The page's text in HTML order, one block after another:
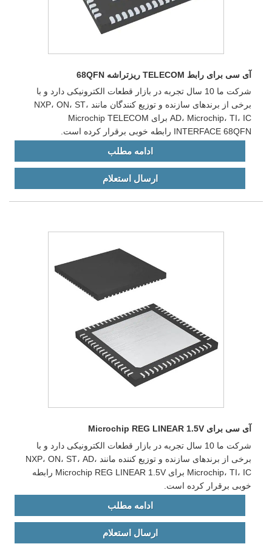
آی سی برای رابط TELECOM ریزتراشه 68QFN
شرکت ما 10 سال تجربه در بازار قطعات الکترونیکی دارد و با
برخی از برندهای سازنده و توزیع کنندگان مانند NXP، ON، ST،
AD، Microchip، TI، IC برای Microchip TELECOM
INTERFACE 68QFN رابطه خوبی برقرار کرده است.
ادامه مطلب
ارسال استعلام
آی سی برای Microchip REG LINEAR 1.5V
شرکت ما 10 سال تجربه در بازار قطعات الکترونیکی دارد و با
برخی از برندهای سازنده و توزیع کننده مانند NXP، ON، ST، AD،
Microchip، TI، IC برای Microchip REG LINEAR 1.5V رابطه
خوبی برقرار کرده است.
ادامه مطلب
ارسال استعلام